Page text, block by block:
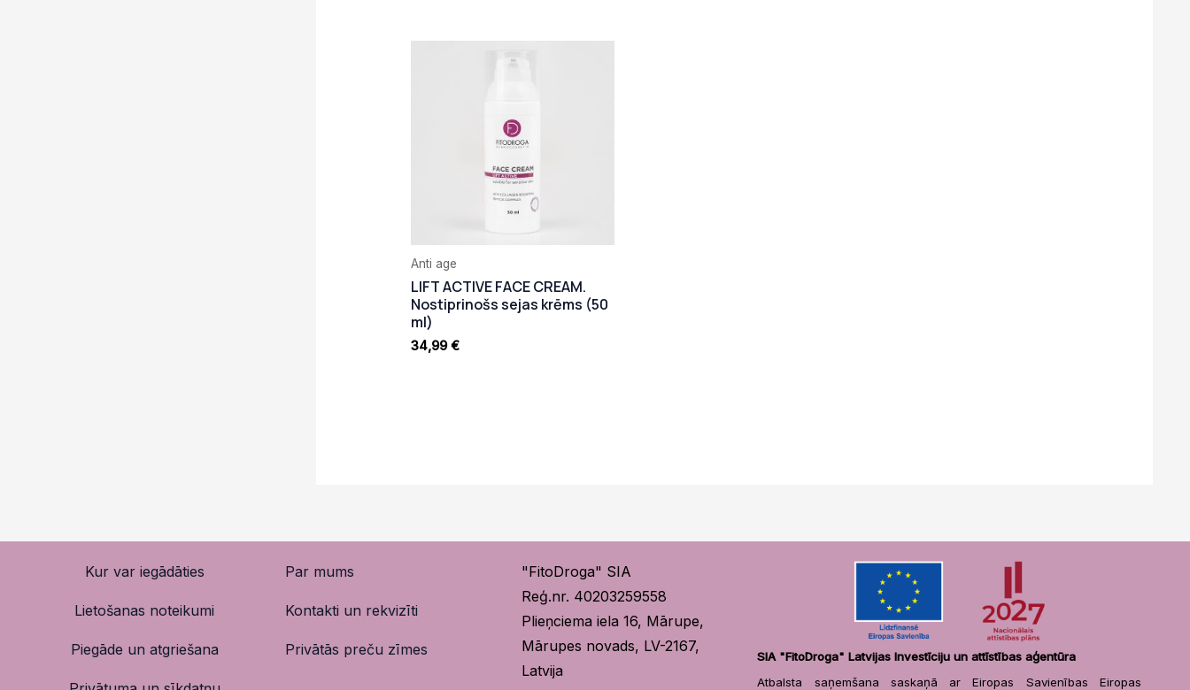
Anti age
LIFT ACTIVE FACE CREAM.
Nostiprinošs sejas krēms (50
ml)
34,99€
Kur var iegādāties
Lietošanas noteikumi
Piegāde un atgriešana
Par mums
Kontakti un rekvizīti
Privātās preču zīmes
"FitoDroga" SIA
Reģ.nr. 40203259558
Plieņciema iela 16, Mārupe,
Mārupes novads, LV-2167,
Latvija
SIA "FitoDroga" Latvijas Investīciju un attīstības aģentūra
Atbalsta saņemšana saskaņā ar Eiropas Savienības Eiropas